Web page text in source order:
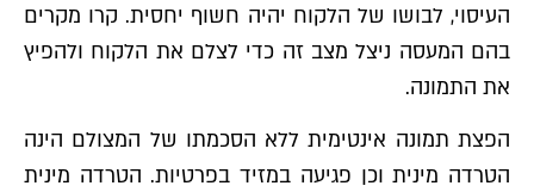
העיסוי, לבושו של הלקוח יהיה חשוף יחסית. קרו מקרים
בהם המעסה ניצל מצב זה כדי לצלם את הלקוח ולהפיץ
את התמונה.
הפצת תמונה אינטימית ללא הסכמתו של המצולם הינה
הטרדה מינית וכן פגיעה במזיד בפרטיות. הטרדה מינית